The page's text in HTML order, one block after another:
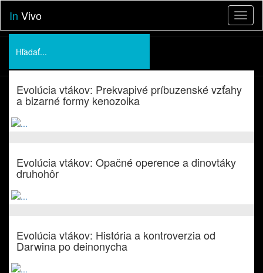
In Vivo
Podporte nás
O nás
Evolúcia vtákov: Prekvapivé príbuzenské vzťahy
a bizarné formy kenozoika
Evolúcia vtákov: Opačné operence a dinovtáky
druhohôr
Evolúcia vtákov: História a kontroverzia od
Darwina po deinonycha